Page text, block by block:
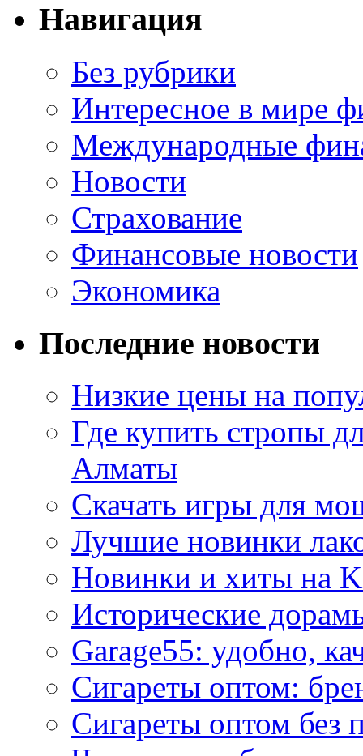
Навигация
Без рубрики
Интересное в мире
Международные
Новости
Страхование
Финансовые новости
Экономика
Последние новости
Низкие цены на
Где купить стропы
Алматы
Скачать игры для
Лучшие новинки
Новинки и хиты на
Исторические
Garage55: удобно,
Сигареты оптом:
Сигареты оптом без